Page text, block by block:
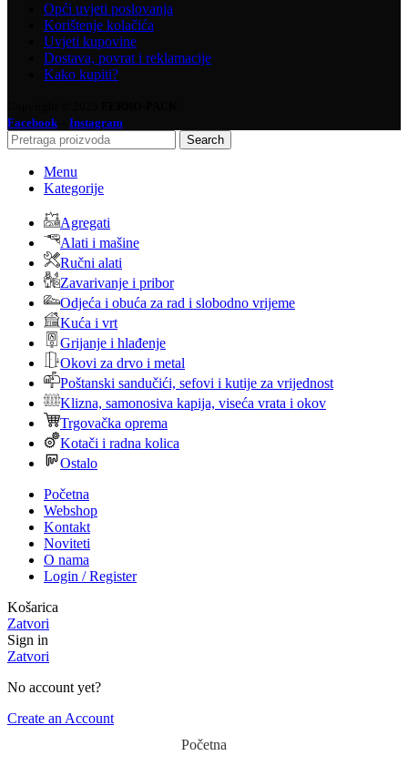
Opći uvjeti poslovanja
Korištenje kolačića
Uvjeti kupovine
Dostava, povrat i reklamacije
Kako kupiti?
Facebook
Instagram
Search
Menu
Kategorije
Agregati
Alati i mašine
Ručni alati
Zavarivanje i pribor
Odjeća i obuća za rad i slobodno vrijeme
Kuća i vrt
Grijanje i hlađenje
Okovi za drvo i metal
Poštanski sandučići, sefovi i kutije za vrijednost
Klizna, samonosiva kapija, viseća vrata i okov
Trgovačka oprema
Kotači i radna kolica
Ostalo
Početna
Webshop
Kontakt
Noviteti
O nama
Login / Register
Košarica
Zatvori
Sign in
Zatvori
No account yet?
Create an Account
Početna